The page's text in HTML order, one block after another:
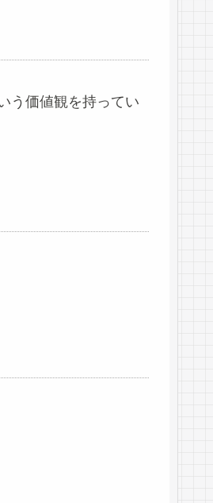
う価値観を持ってい